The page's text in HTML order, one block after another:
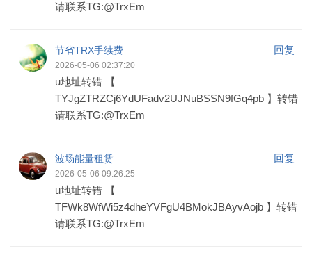
请联系TG:@TrxEm
节省TRX手续费 回复
2026-05-06 02:37:20
u地址转错 【
TYJgZTRZCj6YdUFadv2UJNuBSSN9fGq4pb 】转错
请联系TG:@TrxEm
波场能量租赁 回复
2026-05-06 09:26:25
u地址转错 【
TFWk8WfWi5z4dheYVFgU4BMokJBAyvAojb 】转错
请联系TG:@TrxEm